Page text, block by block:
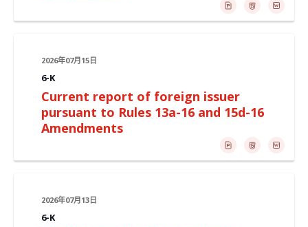
2026年07月15日
6-K
Current report of foreign issuer
pursuant to Rules 13a-16 and 15d-16
Amendments
2026年07月13日
6-K